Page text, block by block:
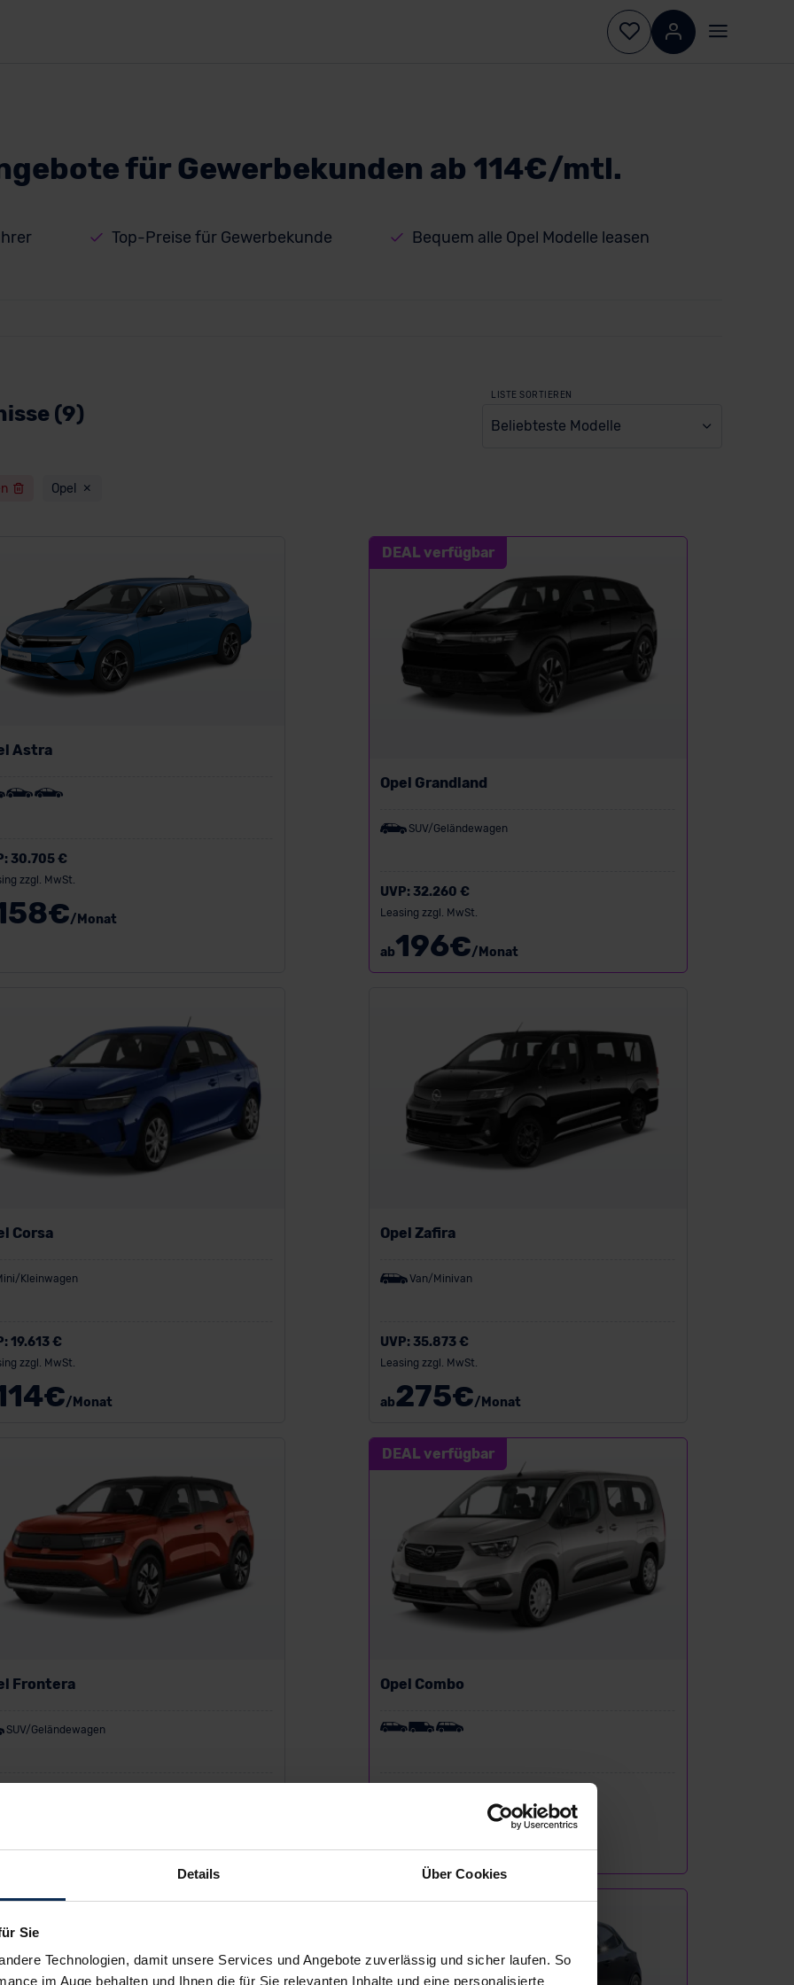
Details Über Cookies
Sie
Technologien, damit unsere Services und Angebote zuverlässig und sicher laufen. So
im Auge behalten und Ihnen die für Sie relevanten Inhalte und eine personalisierte
für Gewerbekunden ab 114€/mtl.
Top-Preise für Gewerbekunde Bequem alle Opel Modelle leasen
(9)
LISTE SORTIEREN
Beliebteste Modelle
Opel
Astra
30.705 €
zzgl. MwSt.
€/Monat
DEAL verfügbar
Opel Grandland
SUV/Geländewagen
UVP:32.260 €
Leasing zzgl. MwSt.
ab196€/Monat
Corsa
Kleinwagen
19.613 €
zzgl. MwSt.
€/Monat
Opel Zafira
Van/Minivan
UVP:35.873 €
Leasing zzgl. MwSt.
ab275€/Monat
Frontera
SUV/Geländewagen
€/Monat
DEAL verfügbar
Opel Combo
ab130€/Monat
DEAL verfügbar